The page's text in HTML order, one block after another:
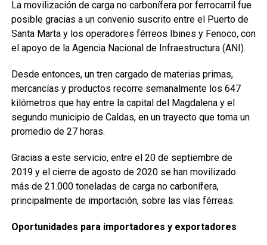
La movilización de carga no carbonífera por ferrocarril fue
posible gracias a un convenio suscrito entre el Puerto de
Santa Marta y los operadores férreos Ibines y Fenoco, con
el apoyo de la Agencia Nacional de Infraestructura (ANI).
Desde entonces, un tren cargado de materias primas,
mercancías y productos recorre semanalmente los 647
kilómetros que hay entre la capital del Magdalena y el
segundo municipio de Caldas, en un trayecto que toma un
promedio de 27 horas.
Gracias a este servicio, entre el 20 de septiembre de
2019 y el cierre de agosto de 2020 se han movilizado
más de 21.000 toneladas de carga no carbonífera,
principalmente de importación, sobre las vías férreas.
Oportunidades para importadores y exportadores